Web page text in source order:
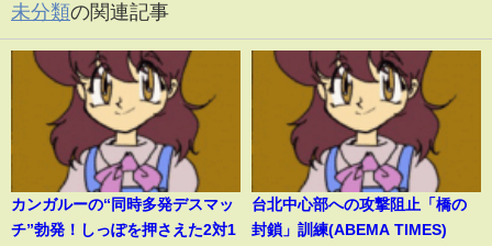
未分類の関連記事
カンガルーの“同時多発デスマッ
チ”勃発！しっぽを押さえた2対1
台北中心部への攻撃阻止「橋の
封鎖」訓練(ABEMA TIMES)